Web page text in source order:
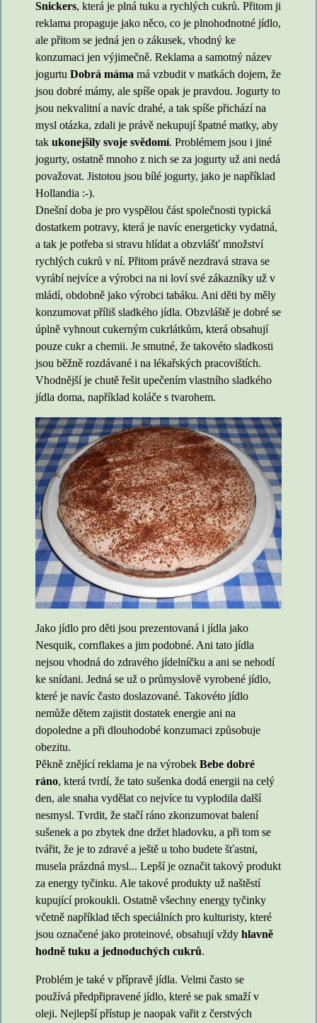
Snickers, která je plná tuku a rychlých cukrů. Přitom ji
reklama propaguje jako něco, co je plnohodnotné jídlo,
ale přitom se jedná jen o zákusek, vhodný ke
konzumaci jen výjimečně. Reklama a samotný název
jogurtu Dobrá máma má vzbudit v matkách dojem, že
jsou dobré mámy, ale spíše opak je pravdou. Jogurty to
jsou nekvalitní a navíc drahé, a tak spíše přichází na
mysl otázka, zdali je právě nekupují špatné matky, aby
tak ukonejšily svoje svědomí. Problémem jsou i jiné
jogurty, ostatně mnoho z nich se za jogurty už ani nedá
považovat. Jistotou jsou bílé jogurty, jako je například
Hollandia :-).
Dnešní doba je pro vyspělou část společnosti typická
dostatkem potravy, která je navíc energeticky vydatná,
a tak je potřeba si stravu hlídat a obzvlášť množství
rychlých cukrů v ní. Přitom právě nezdravá strava se
vyrábí nejvíce a výrobci na ni loví své zákazníky už v
mládí, obdobně jako výrobci tabáku. Ani děti by měly
konzumovat příliš sladkého jídla. Obzvláště je dobré se
úplně vyhnout cukerným cukrlátkům, která obsahují
pouze cukr a chemii. Je smutné, že takovéto sladkosti
jsou běžně rozdávané i na lékařských pracovištích.
Vhodnější je chutě řešit upečením vlastního sladkého
jídla doma, například koláče s tvarohem.
Jako jídlo pro děti jsou prezentovaná i jídla jako
Nesquik, cornflakes a jim podobné. Ani tato jídla
nejsou vhodná do zdravého jídelníčku a ani se nehodí
ke snídani. Jedná se už o průmyslově vyrobené jídlo,
které je navíc často doslazované. Takovéto jídlo
nemůže dětem zajistit dostatek energie ani na
dopoledne a při dlouhodobé konzumaci způsobuje
obezitu.
Pěkně znějící reklama je na výrobek Bebe dobré
ráno, která tvrdí, že tato sušenka dodá energii na celý
den, ale snaha vydělat co nejvíce tu vyplodila další
nesmysl. Tvrdit, že stačí ráno zkonzumovat balení
sušenek a po zbytek dne držet hladovku, a při tom se
tvářit, že je to zdravé a ještě u toho budete šťastni,
musela prázdná mysl... Lepší je označit takový produkt
za energy tyčinku. Ale takové produkty už naštěstí
kupující prokoukli. Ostatně všechny energy tyčinky
včetně například těch speciálních pro kulturisty, které
jsou označené jako proteinové, obsahují vždy hlavně
hodně tuku a jednoduchých cukrů.
Problém je také v přípravě jídla. Velmi často se
používá předpřipravené jídlo, které se pak smaží v
oleji. Nejlepší přístup je naopak vařit z čerstvých